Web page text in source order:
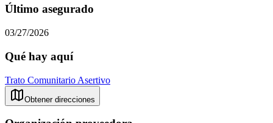
Último asegurado
03/27/2026
Qué hay aquí
Trato Comunitario Asertivo
Obtener direcciones